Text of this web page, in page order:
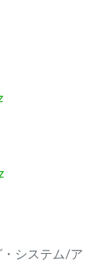
・システム/ア